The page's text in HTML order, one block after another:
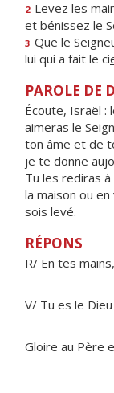
2 Levez les
et bénissez le
3 Que le
lui qui a fait le ci
PAROLE DE
Écoute, Israël :
aimeras le
ton âme et de
je te donne
Tu les rediras
la maison ou
sois levé.
RÉPONS
R/ En tes
V/ Tu es le
Gloire au Père